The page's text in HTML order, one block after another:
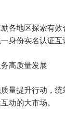
各地区探索有
身份实名认证
高质量发展
量提升行动，
动的大市场。